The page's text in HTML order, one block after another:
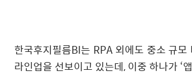
한국후지필름BI는 RPA 외에도 중소 규
라인업을 선보이고 있는데, 이중 하나가